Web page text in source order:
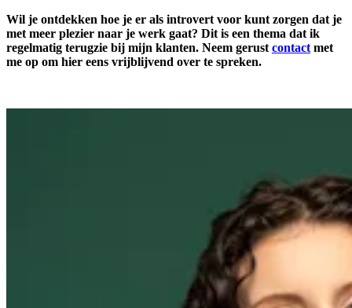
Wil je ontdekken hoe je er als introvert voor kunt zorgen dat je
met meer plezier naar je werk gaat? Dit is een thema dat ik
regelmatig terugzie bij mijn klanten. Neem gerust contact met
me op om hier eens vrijblijvend over te spreken.